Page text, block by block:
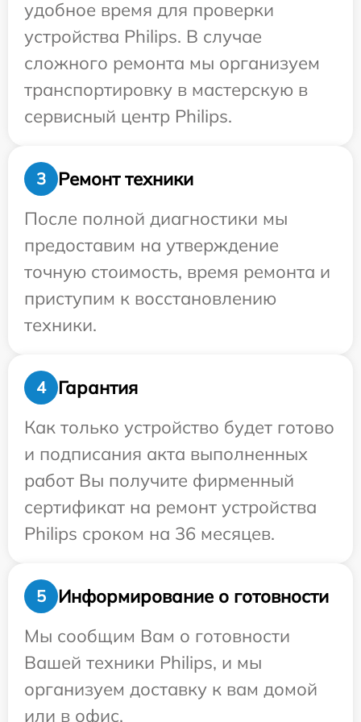
удобное время для проверки
устройства Philips. В случае
сложного ремонта мы организуем
транспортировку в мастерскую в
сервисный центр Philips.
3
Ремонт техники
После полной диагностики мы
предоставим на утверждение
точную стоимость, время ремонта и
приступим к восстановлению
техники.
4
Гарантия
Как только устройство будет готово
и подписания акта выполненных
работ Вы получите фирменный
сертификат на ремонт устройства
Philips сроком на 36 месяцев.
5
Информирование о готовности
Мы сообщим Вам о готовности
Вашей техники Philips, и мы
организуем доставку к вам домой
или в офис.